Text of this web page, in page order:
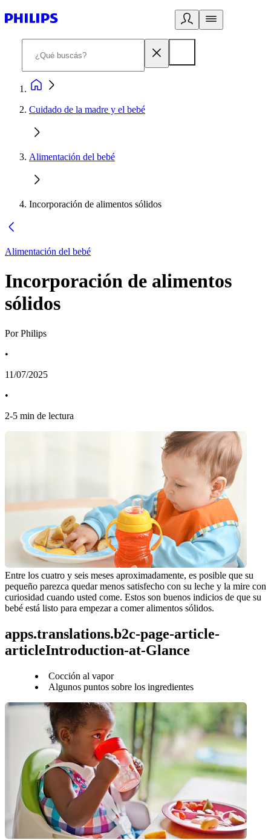
Cuidado de la madre y el bebé
Alimentación del bebé
Incorporación de alimentos sólidos
Alimentación del bebé
Incorporación de alimentos
sólidos
Por Philips
•
11/07/2025
•
2-5 min de lectura
Entre los cuatro y seis meses aproximadamente, es posible que su
pequeño parezca quedar menos satisfecho con su leche y la mire con
curiosidad cuando usted come. Estos son buenos indicios de que su
bebé está listo para empezar a comer alimentos sólidos.
apps.translations.b2c-page-article-
articleIntroduction-at-Glance
Cocción al vapor
Algunos puntos sobre los ingredientes